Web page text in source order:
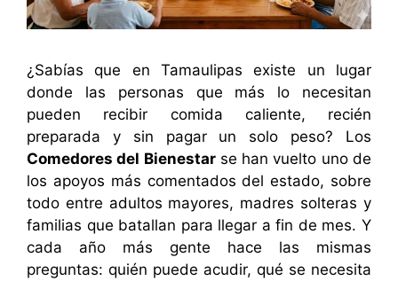
¿Sabías que en Tamaulipas existe un lugar
donde las personas que más lo necesitan
pueden recibir comida caliente, recién
preparada y sin pagar un solo peso? Los
Comedores del Bienestarse han vuelto uno de
los apoyos más comentados del estado, sobre
todo entre adultos mayores, madres solteras y
familias que batallan para llegar a fin de mes. Y
cada año más gente hace las mismas
preguntas: quién puede acudir, qué se necesita